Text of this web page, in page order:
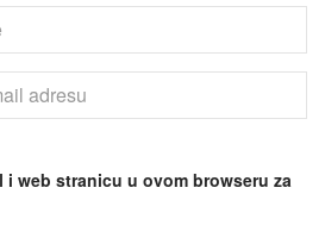
i web stranicu u ovom browseru za